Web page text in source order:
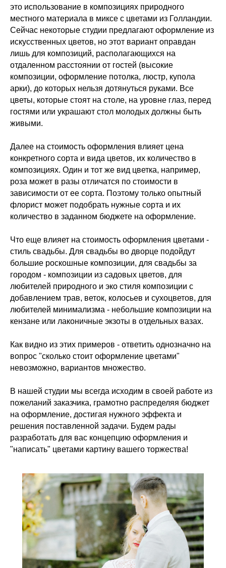
это использование в композициях природного
местного материала в миксе с цветами из Голландии.
Сейчас некоторые студии предлагают оформление из
искусственных цветов, но этот вариант оправдан
лишь для композиций, располагающихся на
отдаленном расстоянии от гостей (высокие
композиции, оформление потолка, люстр, купола
арки), до которых нельзя дотянуться руками. Все
цветы, которые стоят на столе, на уровне глаз, перед
гостями или украшают стол молодых должны быть
живыми.
Далее на стоимость оформления влияет цена
конкретного сорта и вида цветов, их количество в
композициях. Один и тот же вид цветка, например,
роза может в разы отличатся по стоимости в
зависимости от ее сорта. Поэтому только опытный
флорист может подобрать нужные сорта и их
количество в заданном бюджете на оформление.
Что еще влияет на стоимость оформления цветами -
стиль свадьбы. Для свадьбы во дворце подойдут
большие роскошные композиции, для свадьбы за
городом - композиции из садовых цветов, для
любителей природного и эко стиля композиции с
добавлением трав, веток, колосьев и сухоцветов, для
любителей минимализма - небольшие композиции на
кензане или лаконичные экзоты в отдельных вазах.
Как видно из этих примеров - ответить однозначно на
вопрос "сколько стоит оформление цветами"
невозможно, вариантов множество.
В нашей студии мы всегда исходим в своей работе из
пожеланий заказчика, грамотно распределяя бюджет
на оформление, достигая нужного эффекта и
решения поставленной задачи. Будем рады
разработать для вас концепцию оформления и
"написать" цветами картину вашего торжества!